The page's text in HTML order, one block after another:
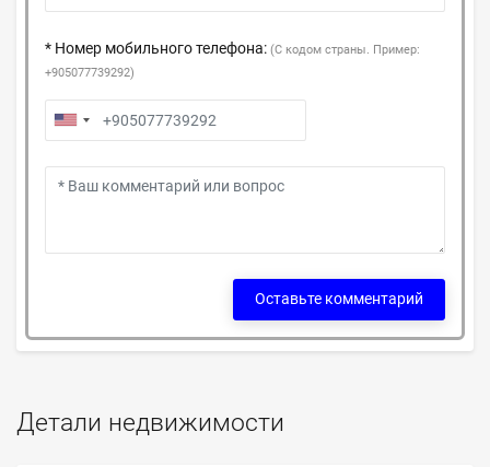
Детали недвижимости
* Номер мобильного телефона: (С кодом страны. Пример:
+905077739292)
Оставьте комментарий